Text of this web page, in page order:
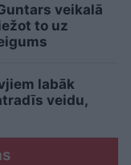
veikalā
to uz
labāk
veidu,